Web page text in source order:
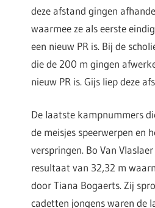
deze afstand gingen
waarmee ze als eerste
een nieuw PR is. Bij de
die de 200 m gingen
nieuw PR is. Gijs liep deze
De laatste kampnummers
de meisjes speerwerpen en
verspringen. Bo Van
resultaat van 32,32 m
door Tiana Bogaerts. Zij
cadetten jongens waren de